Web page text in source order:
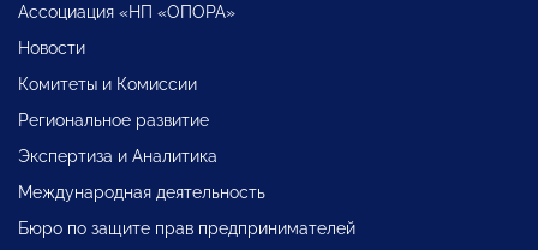
Ассоциация «НП «ОПОРА»
Новости
Комитеты и Комиссии
Региональное развитие
Экспертиза и Аналитика
Международная деятельность
Бюро по защите прав предпринимателей